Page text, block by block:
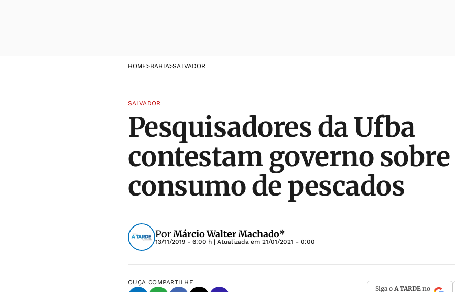
HOME>BAHIA>SALVADOR
SALVADOR
Pesquisadores da Ufba
contestam governo sobre
consumo de pescados
PorMárcio Walter Machado*
13/11/2019 - 6:00 h | Atualizada em 21/01/2021 - 0:00
OUÇA COMPARTILHE
Siga o A TARDE no